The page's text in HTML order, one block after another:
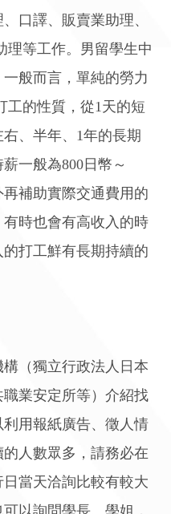
口譯、販賣業助理、
理等工作。男留學生中
般而言，單純的勞力
工的性質，從1天的短
、半年、1年的長期
一般為800日幣～
補助實際交通費用的
時也會有高收入的時
打工鮮有長期持續的
（獨立行政法人日本
業安定所等）介紹找
用報紙廣告、徵人情
人數眾多，請務必在
當天洽詢比較有較大
以詢問學長、學姐，